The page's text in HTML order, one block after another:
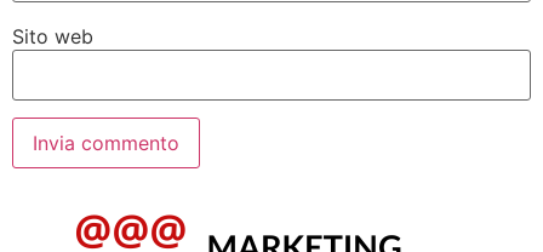
Sito web